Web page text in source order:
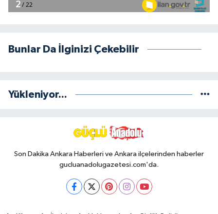
Bunlar Da İlginizi Çekebilir
Yükleniyor...
Son Dakika Ankara Haberleri ve Ankara ilçelerinden haberler
gucluanadolugazetesi.com'da.